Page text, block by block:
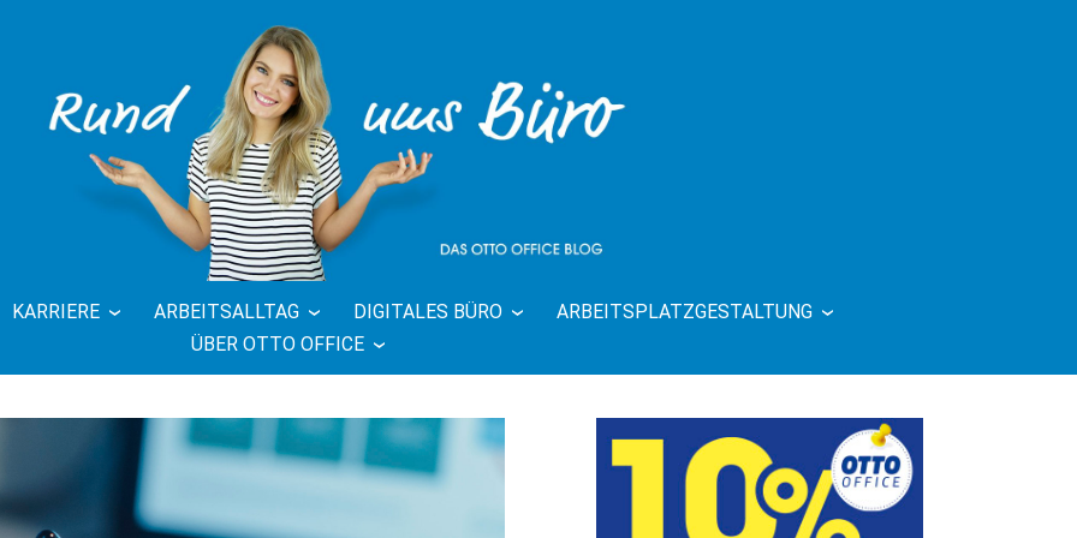
BLOG | RUND UMS
BÜRO
KARRIERE ARBEITSALLTAG DIGITALES BÜRO
ARBEITSPLATZGESTALTUNG
ÜBER OTTO OFFICE